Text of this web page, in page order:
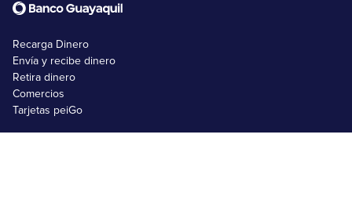
Recarga Dinero
Envía y recibe dinero
Retira dinero
Comercios
Tarjetas peiGo